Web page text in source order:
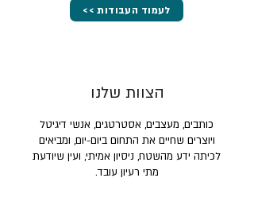
<< לעמוד העבודות
הצוות שלנו
כותבים, מעצבים, אסטרטגים, אנשי דיגיטל
ויוצרים שחיים את התחום ביום-יום, ומביאים
לכיתה ידע מהשטח, ניסיון אמיתי, ועין שיודעת
מתי רעיון עובד.